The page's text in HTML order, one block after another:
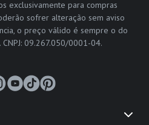
exclusivamente para compras
sofrer alteração sem aviso
o preço válido é sempre o do
09.267.050/0001-04.